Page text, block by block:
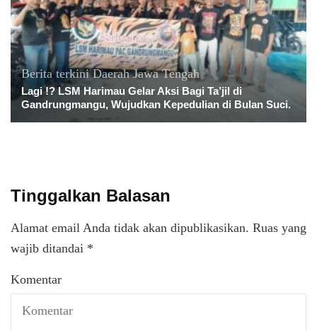
Berita terkini Daerah Jawa Tengah
Lagi !? LSM Harimau Gelar Aksi Bagi Ta’jil di
Gandrungmangu, Wujudkan Kepedulian di Bulan Suci.
Tinggalkan Balasan
Alamat email Anda tidak akan dipublikasikan. Ruas yang
wajib ditandai *
Komentar